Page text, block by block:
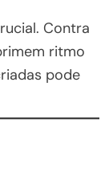
Contra
ritmo
pode